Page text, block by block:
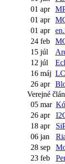
01 apr
01 apr
01 apr
24 feb
15 júl
12 júl
16 máj
26 apr
Verejné
05 mar
26 apr
18 apr
06 jan
28 sep
23 feb